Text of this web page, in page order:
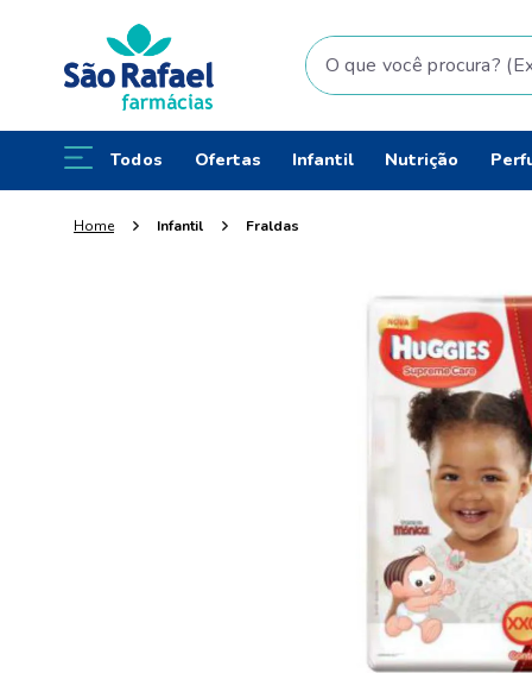
O que você procura? (Ex:
Todos Ofertas Infantil Nutrição
Infantil Fraldas